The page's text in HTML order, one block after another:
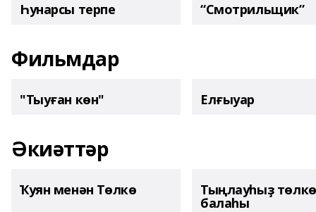
Һунарсы терпе “Смотрильщик”
Фильмдар
"Тыуған көн" Елғыуар
Әкиәттәр
Ҡуян менән Төлкө Тыңлауһыҙ төлкө
балаһы